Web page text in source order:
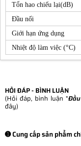
Tổn hao chiếu lại(dB)
Đầu nối
Giới hạn ứng dụng
Nhiệt độ làm việc (°C)
HỎI ĐÁP - BÌNH LUẬN
(Hỏi đáp, bình luận "
đây)
➊ Cung cấp sản phẩm